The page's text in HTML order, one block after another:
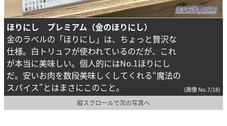
ほりにし プレミアム（金のほりにし）
金のラベルの「ほりにし」は、ちょっと贅沢な
仕様。白トリュフが使われているのだが、これ
が本当に美味しい。個人的にはNo.1ほりにし
だ。安いお肉を数段美味しくしてくれる“魔法の
スパイス”とはまさにこのこと。
(画像 No.7/18)
縦スクロールで次の写真へ